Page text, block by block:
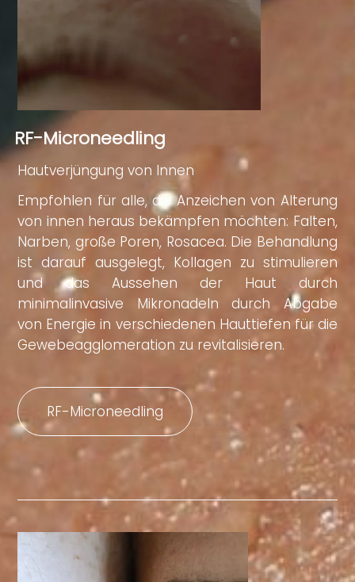
RF-Microneedling
Hautverjüngung von Innen
Empfohlen für alle, die Anzeichen von Alterung
von innen heraus bekämpfen möchten: Falten,
Narben, große Poren, Rosacea. Die Behandlung
ist darauf ausgelegt, Kollagen zu stimulieren
und das Aussehen der Haut durch
minimalinvasive Mikronadeln durch Abgabe
von Energie in verschiedenen Hauttiefen für die
Gewebeagglomeration zu revitalisieren.
RF-Microneedling